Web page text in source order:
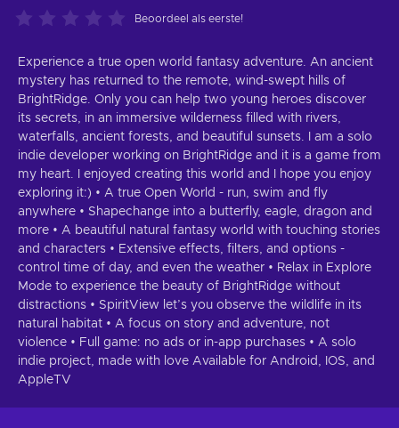
Beoordeel als eerste!
Experience a true open world fantasy adventure. An ancient
mystery has returned to the remote, wind-swept hills of
BrightRidge. Only you can help two young heroes discover
its secrets, in an immersive wilderness filled with rivers,
waterfalls, ancient forests, and beautiful sunsets. I am a solo
indie developer working on BrightRidge and it is a game from
my heart. I enjoyed creating this world and I hope you enjoy
exploring it:) • A true Open World - run, swim and fly
anywhere • Shapechange into a butterfly, eagle, dragon and
more • A beautiful natural fantasy world with touching stories
and characters • Extensive effects, filters, and options -
control time of day, and even the weather • Relax in Explore
Mode to experience the beauty of BrightRidge without
distractions • SpiritView let’s you observe the wildlife in its
natural habitat • A focus on story and adventure, not
violence • Full game: no ads or in-app purchases • A solo
indie project, made with love Available for Android, IOS, and
AppleTV